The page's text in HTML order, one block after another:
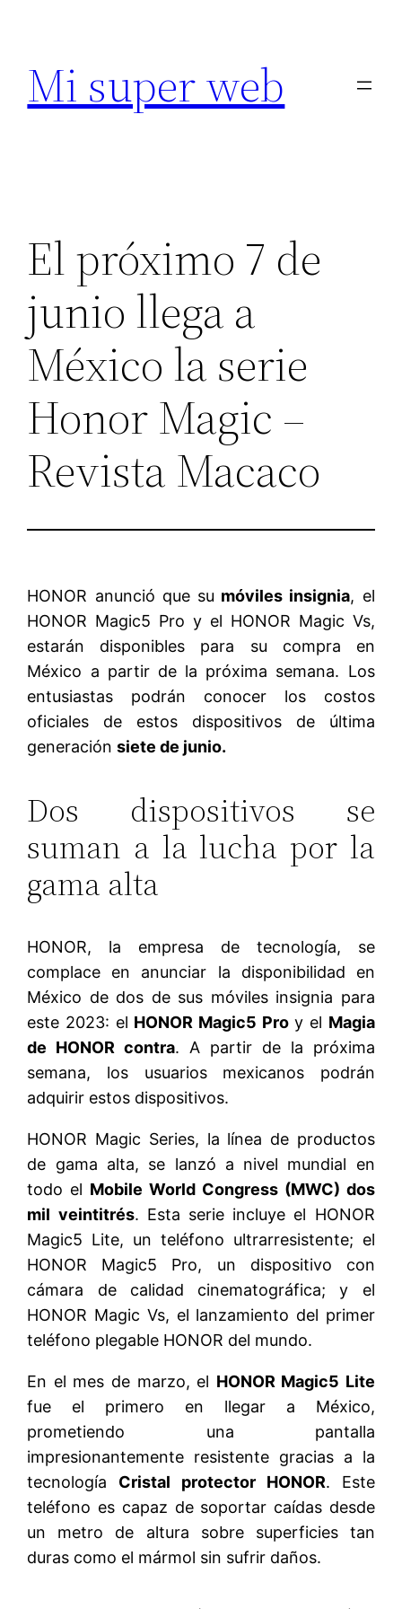
contenido
Mi super web
El próximo 7 de
junio llega a
México la serie
Honor Magic –
Revista Macaco
HONOR anunció que su móviles insignia, el
HONOR Magic5 Pro y el HONOR Magic Vs,
estarán disponibles para su compra en
México a partir de la próxima semana. Los
entusiastas podrán conocer los costos
oficiales de estos dispositivos de última
generaciónsiete de junio.
Dos dispositivos se
suman a la lucha por la
gama alta
HONOR, la empresa de tecnología, se
complace en anunciar la disponibilidad en
México de dos de sus móviles insignia para
este 2023: el HONOR Magic5 Proy el Magia
de HONOR contra. A partir de la próxima
semana, los usuarios mexicanos podrán
adquirir estos dispositivos.
HONOR Magic Series, la línea de productos
de gama alta, se lanzó a nivel mundial en
todo el Mobile World Congress (MWC) dos
mil veintitrés. Esta serie incluye el HONOR
Magic5 Lite, un teléfono ultrarresistente; el
HONOR Magic5 Pro, un dispositivo con
cámara de calidad cinematográfica; y el
HONOR Magic Vs, el lanzamiento del primer
teléfono plegable HONOR del mundo.
En el mes de marzo, el HONOR Magic5 Lite
fue el primero en llegar a México,
prometiendo una pantalla
impresionantemente resistente gracias a la
tecnología Cristal protector HONOR. Este
teléfono es capaz de soportar caídas desde
un metro de altura sobre superficies tan
duras como el mármol sin sufrir daños.